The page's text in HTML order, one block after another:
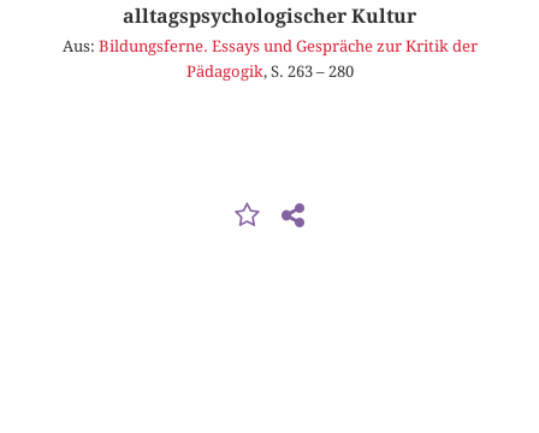
alltagspsychologischer Kultur
Aus: Bildungsferne. Essays und Gespräche zur Kritik der
Pädagogik, S. 263 – 280